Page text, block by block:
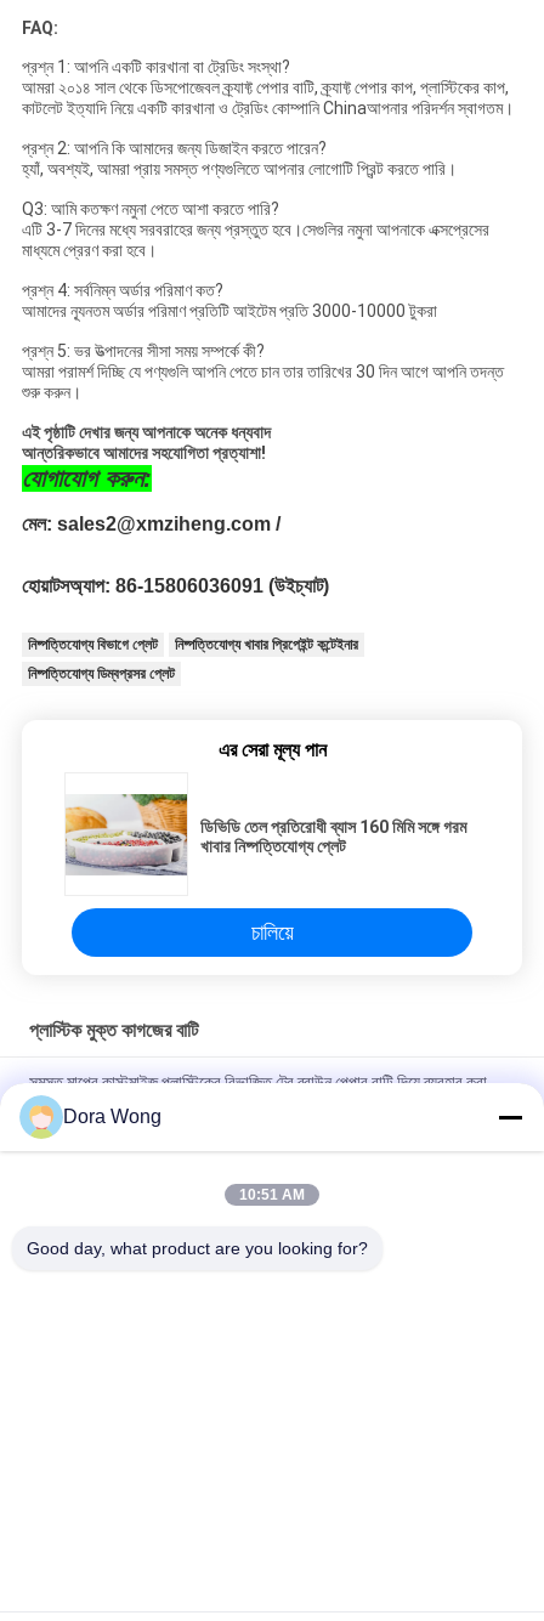
FAQ:
প্রশ্ন 1: আপনি একটি কারখানা বা ট্রেডিং সংস্থা?
আমরা ২০১৪ সাল থেকে ডিসপোজেবল ক্র্যাফ্ট পেপার বাটি, ক্র্যাফ্ট পেপার কাপ, প্লাস্টিকের কাপ,
কাটলেট ইত্যাদি নিয়ে একটি কারখানা ও ট্রেডিং কোম্পানি Chinaআপনার পরিদর্শন স্বাগতম।
প্রশ্ন 2: আপনি কি আমাদের জন্য ডিজাইন করতে পারেন?
হ্যাঁ, অবশ্যই, আমরা প্রায় সমস্ত পণ্যগুলিতে আপনার লোগোটি প্রিন্ট করতে পারি।
Q3: আমি কতক্ষণ নমুনা পেতে আশা করতে পারি?
এটি 3-7 দিনের মধ্যে সরবরাহের জন্য প্রস্তুত হবে।সেগুলির নমুনা আপনাকে এক্সপ্রেসের
মাধ্যমে প্রেরণ করা হবে।
প্রশ্ন 4: সর্বনিম্ন অর্ডার পরিমাণ কত?
আমাদের ন্যূনতম অর্ডার পরিমাণ প্রতিটি আইটেম প্রতি 3000-10000 টুকরা
প্রশ্ন 5: ভর উত্পাদনের সীসা সময় সম্পর্কে কী?
আমরা পরামর্শ দিচ্ছি যে পণ্যগুলি আপনি পেতে চান তার তারিখের 30 দিন আগে আপনি তদন্ত
শুরু করুন।
এই পৃষ্ঠাটি দেখার জন্য আপনাকে অনেক ধন্যবাদ
আন্তরিকভাবে আমাদের সহযোগিতা প্রত্যাশা!
যোগাযোগ করুন:
মেল: sales2@xmziheng.com /
হোয়াটসঅ্যাপ: 86-15806036091 (উইচ্যাট)
নিষ্পত্তিযোগ্য বিভাগে প্লেট
নিষ্পত্তিযোগ্য খাবার প্রিপেইন্ট কন্টেইনার
নিষ্পত্তিযোগ্য ডিম্বপ্রসর প্লেট
এর সেরা মূল্য পান
ডিভিডি তেল প্রতিরোধী ব্যাস 160 মিমি সঙ্গে গরম
খাবার নিষ্পত্তিযোগ্য প্লেট
চালিয়ে
প্লাস্টিক মুক্ত কাগজের বাটি
সমস্ত মাপের কাস্টমাইজ প্লাস্টিকের বিভাজিত ট্রে ব্রাউন পেপার বাটি দিয়ে ব্যবহার করা
যেতে পারে
পিপি ডিসপোজেবল ডাইভিং প্লাস্টিক প্লেট ডিনার জন্য, নমন এবং বিরতি প্রতিরোধী
ইকো বন্ধুত্বপূর্ণ প্লাস্টিকের কেক প্লেট, অতিরিক্ত স্টurdy সঙ্গে পুনর্ব্যবহারযোগ্য
Dora Wong
10:51 AM
Good day, what product are you looking for?